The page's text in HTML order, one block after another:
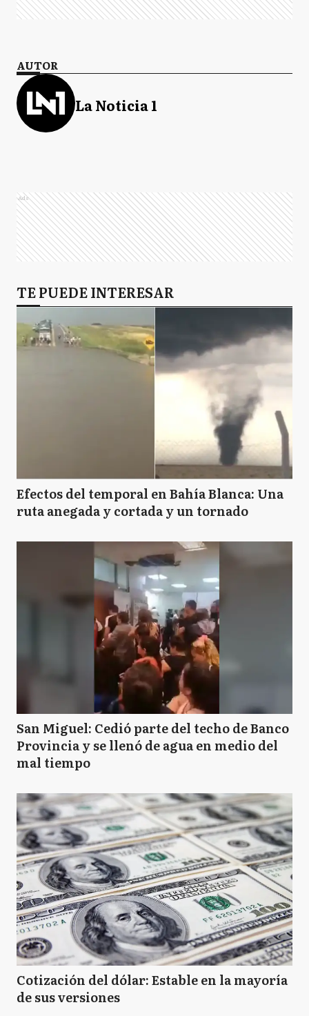
AUTOR
La Noticia 1
Ads
TE PUEDE INTERESAR
Efectos del temporal en Bahía Blanca: Una
ruta anegada y cortada y un tornado
San Miguel: Cedió parte del techo de Banco
Provincia y se llenó de agua en medio del
mal tiempo
Cotización del dólar: Estable en la mayoría
de sus versiones